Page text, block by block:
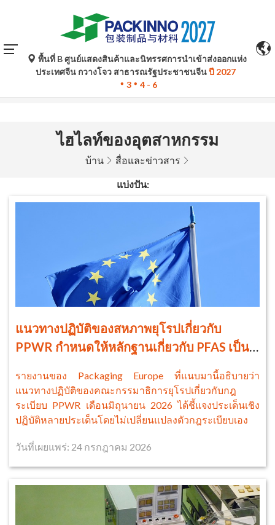
การแปลอัตโนมัติโดย Google Translate มีไว้เพื่อเป็นข้อมูล
อ้างอิงเท่านั้นและอาจไม่ถูกต้อง โปรดอ้างอิงจากฉบับภาษา
ต้นฉบับหากมีข้อสงสัยใด ๆ
พื้นที่ B ศูนย์แสดงสินค้าและนิทรรศการนำเข้าส่งออกแห่ง
ประเทศจีน กวางโจว สาธารณรัฐประชาชนจีนปี 2027
3
4 - 6
ไฮไลท์ของอุตสาหกรรม
บ้าน สื่อและข่าวสาร
แบ่งปัน:
แนวทางปฏิบัติของสหภาพยุโรปเกี่ยวกับ
PPWR กำหนดให้หลักฐานเกี่ยวกับ PFAS เป็น
ศูนย์กลางของการปฏิบัติตามข้อกำหนดในปี
2026
รายงานของ Packaging Europe ที่แนบมานี้อธิบายว่า
แนวทางปฏิบัติของคณะกรรมาธิการยุโรปเกี่ยวกับกฎ
ระเบียบ PPWR เดือนมิถุนายน 2026 ได้ชี้แจงประเด็นเชิง
ปฏิบัติหลายประเด็นโดยไม่เปลี่ยนแปลงตัวกฎระเบียบเอง
วันที่เผยแพร่: 24 กรกฎาคม 2026